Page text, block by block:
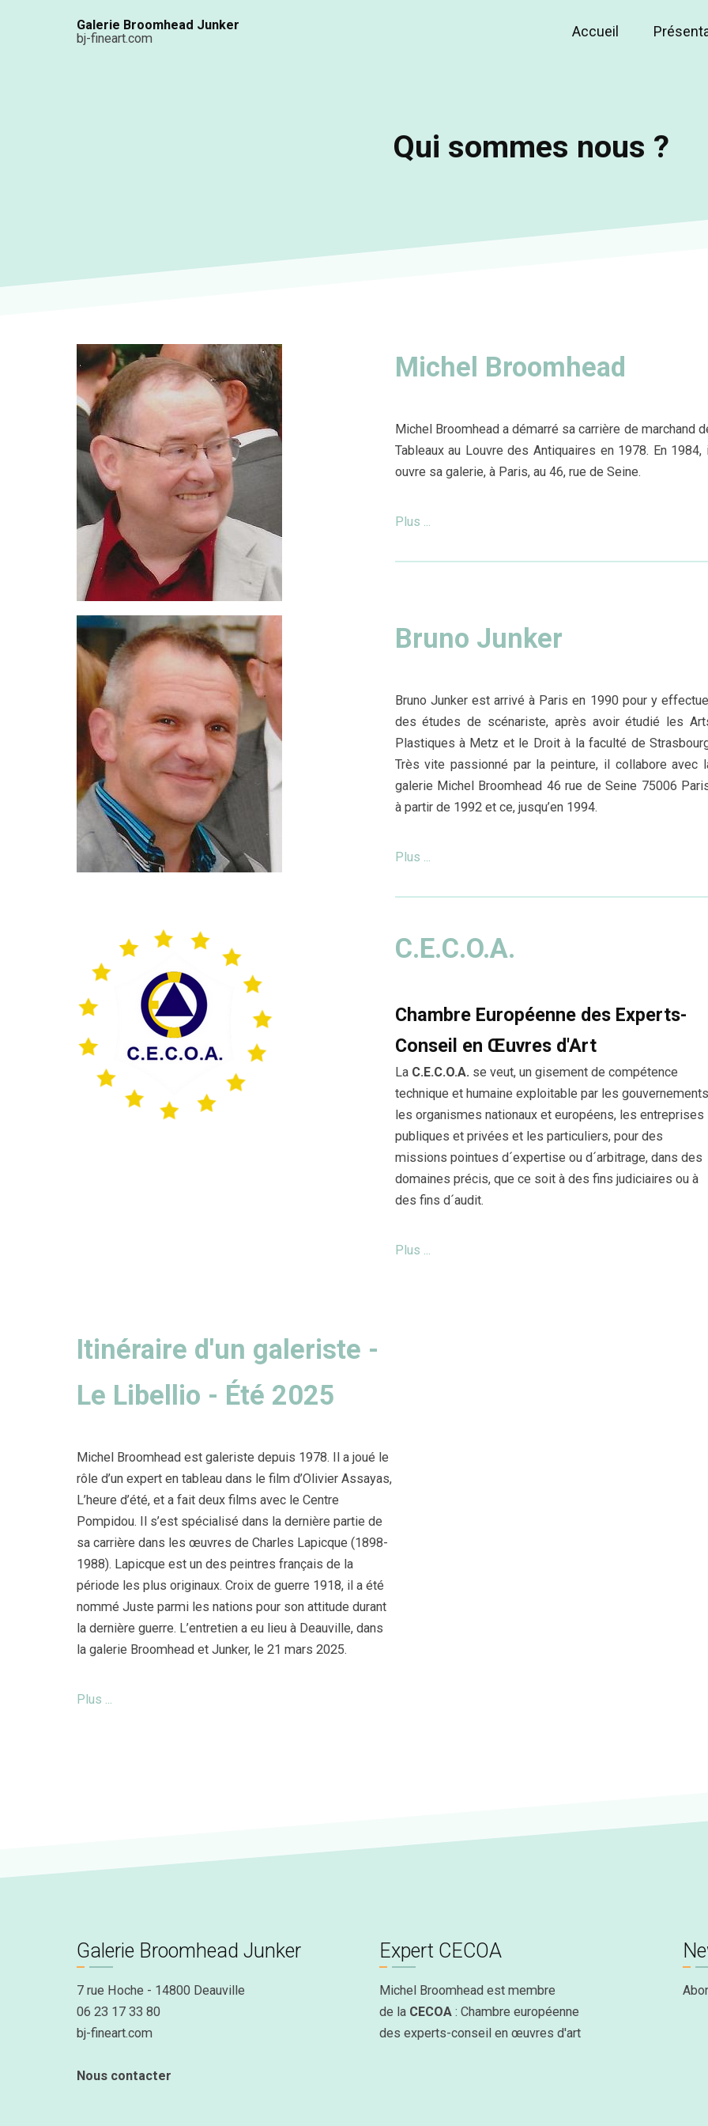
Galerie Broomhead Junker
bj-fineart.com
Main
Accueil
Qui sommes nous ?
Michel Broomhead
Michel Broomhead a démarré sa carrière de marchand
Tableaux au Louvre des Antiquaires en 1978. En 1984,
ouvre sa galerie, à Paris, au 46, rue de Seine.
Plus ...
Bruno Junker
Bruno Junker est arrivé à Paris en 1990 pour y
des études de scénariste, après avoir étudié les
Plastiques à Metz et le Droit à la faculté de
Très vite passionné par la peinture, il collabore avec
galerie Michel Broomhead 46 rue de Seine 75006
à partir de 1992 et ce, jusqu’en 1994.
Plus ...
C.E.C.O.A.
Chambre Européenne des Experts-
Conseil en Œuvres d'Art
La C.E.C.O.A.se veut, un gisement de compétence
technique et humaine exploitable par les
les organismes nationaux et européens, les entreprises
publiques et privées et les particuliers, pour des
missions pointues d´expertise ou d´arbitrage, dans des
domaines précis, que ce soit à des fins judiciaires ou à
des fins d´audit.
Plus ...
Itinéraire d'un galeriste -
Le Libellio - Été 2025
Michel Broomhead est galeriste depuis 1978. Il a joué le
rôle d’un expert en tableau dans le film d’Olivier Assayas,
L’heure d’été, et a fait deux films avec le Centre
Pompidou. Il s’est spécialisé dans la dernière partie de
sa carrière dans les œuvres de Charles Lapicque (1898-
1988). Lapicque est un des peintres français de la
période les plus originaux. Croix de guerre 1918, il a été
nommé Juste parmi les nations pour son attitude durant
la dernière guerre. L’entretien a eu lieu à Deauville, dans
la galerie Broomhead et Junker, le 21 mars 2025.
Plus ...
Galerie Broomhead Junker
7 rue Hoche - 14800 Deauville
06 23 17 33 80
bj-fineart.com
Nous contacter
Expert CECOA
Michel Broomhead est membre
de la CECOA : Chambre européenne
des experts-conseil en œuvres d'art